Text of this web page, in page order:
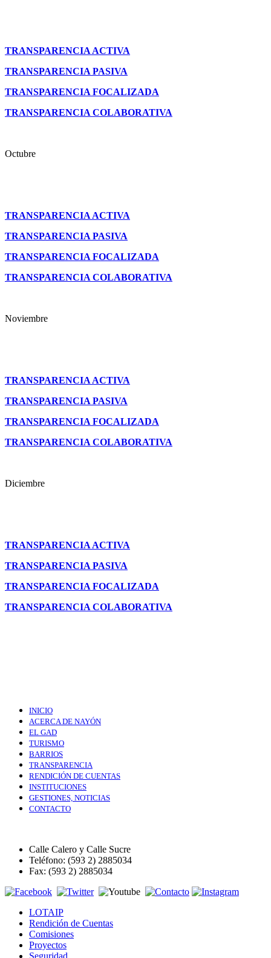
TRANSPARENCIA ACTIVA
TRANSPARENCIA PASIVA
TRANSPARENCIA FOCALIZADA
TRANSPARENCIA COLABORATIVA
Octubre
TRANSPARENCIA ACTIVA
TRANSPARENCIA PASIVA
TRANSPARENCIA FOCALIZADA
TRANSPARENCIA COLABORATIVA
Noviembre
TRANSPARENCIA ACTIVA
TRANSPARENCIA PASIVA
TRANSPARENCIA FOCALIZADA
TRANSPARENCIA COLABORATIVA
Diciembre
TRANSPARENCIA ACTIVA
TRANSPARENCIA PASIVA
TRANSPARENCIA FOCALIZADA
TRANSPARENCIA COLABORATIVA
INICIO
ACERCA DE NAYÓN
EL GAD
TURISMO
BARRIOS
TRANSPARENCIA
RENDICIÓN DE CUENTAS
INSTITUCIONES
GESTIONES, NOTICIAS
CONTACTO
Calle Calero y Calle Sucre
Teléfono: (593 2) 2885034
Fax: (593 2) 2885034
LOTAIP
Rendición de Cuentas
Comisiones
Proyectos
Seguridad